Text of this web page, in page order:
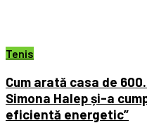
Tenis
Cum arată casa de
Simona Halep și-a
eficientă energetic”